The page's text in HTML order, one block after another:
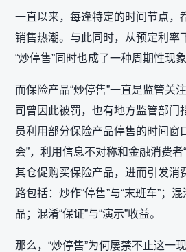
一直以来，每逢特定的时间节点，
销售热潮。与此同时，从预定利率
“炒停售”同时也成了一种周期性现象
而保险产品“炒停售”一直是监管关
司曾因此被罚，也有地方监管部门
员利用部分保险产品停售的时间窗
会”，利用信息不对称和金融消费者
其仓促购买保险产品，进而引发消
路包括：炒作“停售”与“末班车”；
品；混淆“保证”与“演示”收益。
那么，“炒停售”为何屡禁不止这一